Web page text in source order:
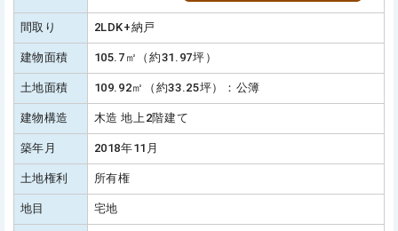
間取り 2LDK+納戸
建物面積 105.7㎡（約31.97坪）
土地面積 109.92㎡（約33.25坪）：公簿
建物構造 木造 地上2階建て
築年月 2018年11月
土地権利 所有権
地目 宅地